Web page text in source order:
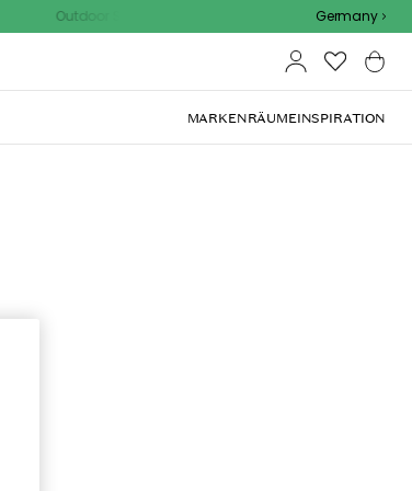
Outdoor Sale - 15% EXTRA rabatt mit code Germany
MARKENRÄUMEINSPIRATION